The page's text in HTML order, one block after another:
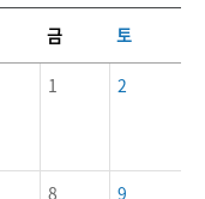
금 토
1 2
8 9